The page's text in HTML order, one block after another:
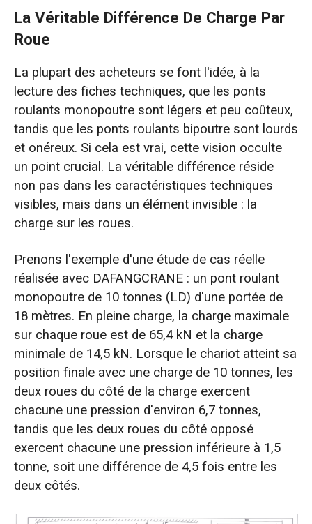
Erreur n°4 : Ignorer les effets néfastes de
taux de droits excessifs
Erreur n° 5 : Se concentrer uniquement sur le
devis initial plutôt que sur le coût total sur 20
ans
La Véritable Différence De Charge Par
Roue
La plupart des acheteurs se font l'idée, à la
lecture des fiches techniques, que les ponts
roulants monopoutre sont légers et peu coûteux,
tandis que les ponts roulants bipoutre sont lourds
et onéreux. Si cela est vrai, cette vision occulte
un point crucial. La véritable différence réside
non pas dans les caractéristiques techniques
visibles, mais dans un élément invisible : la
charge sur les roues.
Prenons l'exemple d'une étude de cas réelle
réalisée avec DAFANGCRANE : un pont roulant
monopoutre de 10 tonnes (LD) d'une portée de
18 mètres. En pleine charge, la charge maximale
sur chaque roue est de 65,4 kN et la charge
minimale de 14,5 kN. Lorsque le chariot atteint sa
position finale avec une charge de 10 tonnes, les
deux roues du côté de la charge exercent
chacune une pression d'environ 6,7 tonnes,
tandis que les deux roues du côté opposé
exercent chacune une pression inférieure à 1,5
tonne, soit une différence de 4,5 fois entre les
deux côtés.